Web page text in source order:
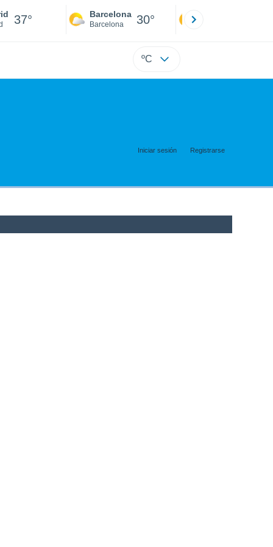
37° Barcelona
Barcelona 30°
ºC
Iniciar sesión Registrarse